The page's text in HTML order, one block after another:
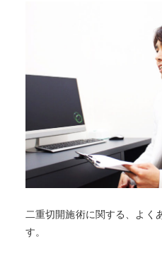
二重切開施術に関する、よく
す。